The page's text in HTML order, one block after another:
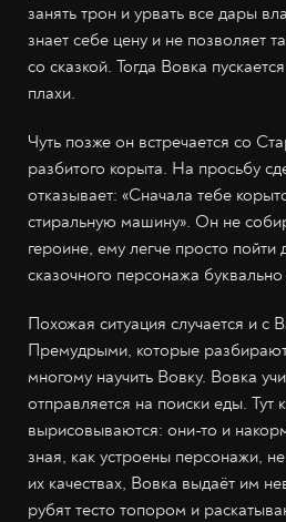
занять трон и урвать все дары
знает себе цену и не позволяет
со сказкой. Тогда Вовка
плахи.
Чуть позже он встречается со
разбитого корыта. На просьбу
отказывает: «Сначала тебе
стиральную машину». Он не
героине, ему легче просто пойти
сказочного персонажа
Похожая ситуация случается и с
Премудрыми, которые
многому научить Вовку. Вовка
отправляется на поиски еды. Тут
вырисовываются: они-то и
зная, как устроены персонажи,
их качествах, Вовка выдаёт им
рубят тесто топором и